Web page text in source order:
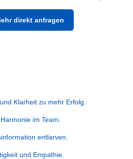
direkt anfragen
Klarheit zu mehr Erfolg.
im Team.
entlarven.
und Empathie.